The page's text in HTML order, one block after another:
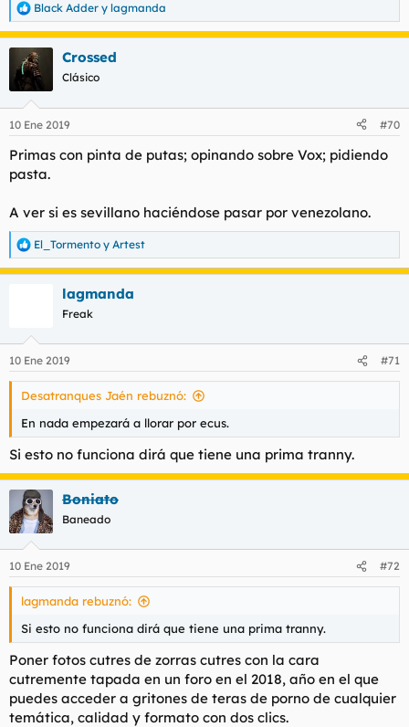
R
e
c
e
:
Black Adder y lagmanda
Crossed
Clásico
10 Ene 2019 #70
Primas con pinta de putas; opinando sobre Vox; pidiendo
pasta.
A ver si es sevillano haciéndose pasar por venezolano.
R
e
a
e
s
El_Tormento y Artest
lagmanda
Freak
10 Ene 2019 #71
Desatranques Jaén rebuznó:
En nada empezará a llorar por ecus.
Si esto no funciona dirá que tiene una prima tranny.
Boniato
Baneado
10 Ene 2019 #72
lagmanda rebuznó:
Si esto no funciona dirá que tiene una prima tranny.
Poner fotos cutres de zorras cutres con la cara
cutremente tapada en un foro en el 2018, año en el que
puedes acceder a gritones de teras de porno de cualquier
temática, calidad y formato con dos clics.